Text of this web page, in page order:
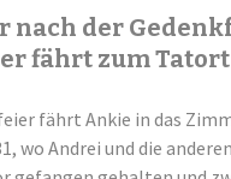
nach der
fährt zum Tatort
fährt Ankie in das
wo Andrei und die